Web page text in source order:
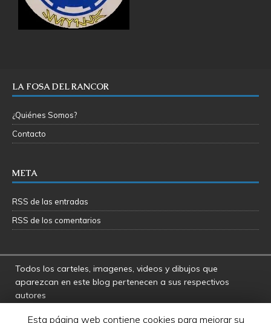
LA FOSA DEL RANCOR
¿Quiénes Somos?
Contacto
META
RSS de las entradas
RSS de los comentarios
Todos los carteles, imagenes, videos y dibujos que
aparezcan en este blog pertenecen a sus respectivos
autores
Esta página web contiene cookies para mejorar su